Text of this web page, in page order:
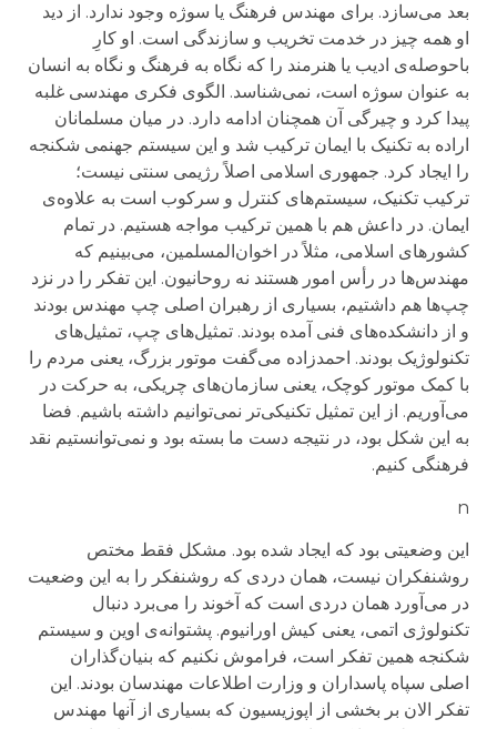
بعد می‌سازد. برای مهندس فرهنگ یا سوژه وجود ندارد. از دید
او همه چیز در خدمت تخریب و سازندگی است. او کارِ
باحوصله‌ی ادیب یا هنرمند را که نگاه به فرهنگ و نگاه به انسان
به عنوان سوژه است، نمی‌شناسد. الگوی فکری مهندسی غلبه
پیدا کرد و چیرگی آن همچنان ادامه دارد. در میان مسلمانان
اراده به تکنیک با ایمان ترکیب شد و این سیستم جهنمی شکنجه
را ایجاد کرد. جمهوری اسلامی اصلاً رژیمی سنتی نیست؛
ترکیب تکنیک، سیستم‌های کنترل و سرکوب است به علاوه‌ی
ایمان. در داعش هم با همین ترکیب مواجه هستیم. در تمام
کشورهای اسلامی، مثلاً در اخوان‌المسلمین، می‌بینیم که
مهندس‌ها در رأس امور هستند نه روحانیون. این تفکر را در نزد
چپ‌ها هم داشتیم، بسیاری از رهبران اصلی چپ مهندس بودند
و از دانشکده‌های فنی آمده بودند. تمثیل‌های چپ، تمثیل‌های
تکنولوژیک بودند. احمدزاده می‌گفت موتور بزرگ، یعنی مردم را
با کمک موتور کوچک، یعنی سازمان‌های چریکی، به حرکت در
می‌آوریم. از این تمثیل تکنیکی‌تر نمی‌توانیم داشته باشیم. فضا
به این شکل بود، در نتیجه دست ما بسته بود و نمی‌توانستیم نقد
فرهنگی کنیم.
n
این وضعیتی بود که ایجاد شده بود. مشکل فقط مختص
روشنفکران نیست، همان دردی که روشنفکر را به این وضعیت
در می‌آورد همان دردی است که آخوند را می‌برد دنبال
تکنولوژی اتمی، یعنی کیش اورانیوم. پشتوانه‌ی اوین و سیستم
شکنجه همین تفکر است، فراموش نکنیم که بنیان‌گذاران
اصلی سپاه پاسداران و وزارت اطلاعات مهندسان بودند. این
تفکر الان بر بخشی از اپوزیسیون که بسیاری از آنها مهندس